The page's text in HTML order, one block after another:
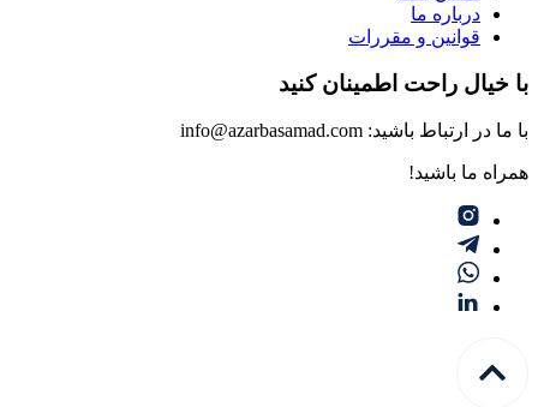
درباره ما
قوانین و مقررات
با خیال راحت اطمینان کنید
با ما در ارتباط باشید: info@azarbasamad.com
همراه ما باشید!